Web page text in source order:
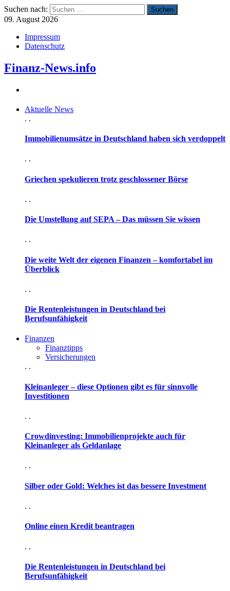
Suchen nach:
09. August 2026
Impressum
Datenschutz
Finanz-News.info
Aktuelle News
. .
Immobilienumsätze in Deutschland haben sich verdoppelt
. .
Griechen spekulieren trotz geschlossener Börse
. .
Die Umstellung auf SEPA – Das müssen Sie wissen
. .
Die weite Welt der eigenen Finanzen – komfortabel im
Überblick
. .
Die Rentenleistungen in Deutschland bei
Berufsunfähigkeit
Finanzen
Finanztipps
Versicherungen
. .
Kleinanleger – diese Optionen gibt es für sinnvolle
Investitionen
. .
Crowdinvesting: Immobilienprojekte auch für
Kleinanleger als Geldanlage
. .
Silber oder Gold: Welches ist das bessere Investment
. .
Online einen Kredit beantragen
. .
Die Rentenleistungen in Deutschland bei
Berufsunfähigkeit